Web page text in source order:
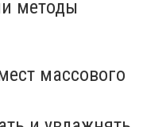
методы
массового